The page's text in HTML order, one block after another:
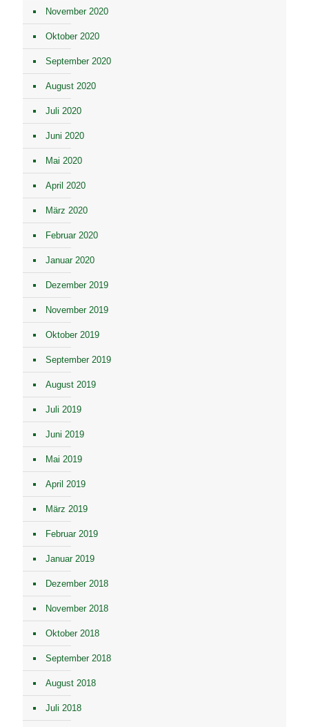
November 2020
Oktober 2020
September 2020
August 2020
Juli 2020
Juni 2020
Mai 2020
April 2020
März 2020
Februar 2020
Januar 2020
Dezember 2019
November 2019
Oktober 2019
September 2019
August 2019
Juli 2019
Juni 2019
Mai 2019
April 2019
März 2019
Februar 2019
Januar 2019
Dezember 2018
November 2018
Oktober 2018
September 2018
August 2018
Juli 2018